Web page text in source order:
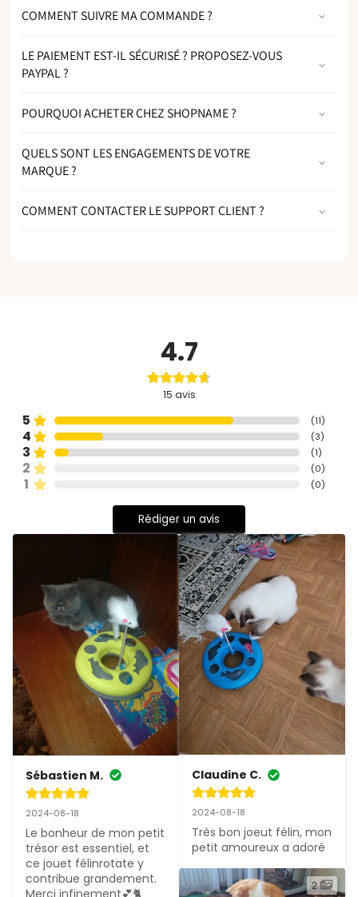
COMMENT SUIVRE MA COMMANDE ?
LE PAIEMENT EST-IL SÉCURISÉ ? PROPOSEZ-VOUS
PAYPAL ?
POURQUOI ACHETER CHEZ SHOPNAME ?
QUELS SONT LES ENGAGEMENTS DE VOTRE
MARQUE ?
COMMENT CONTACTER LE SUPPORT CLIENT ?
4.7
15 avis
5 (11)
4 (3)
3 (1)
2 (0)
1 (0)
Rédiger un avis
Sébastien M.
2024-08-18
Le bonheur de mon petit
trésor est essentiel, et
ce jouet félinrotate y
contribue grandement.
Merci infinement💕🐈
Claudine C.
2024-08-18
Très bon joeut félin, mon
petit amoureux a adoré
2